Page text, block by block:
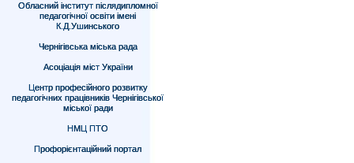
Обласний інститут післядипломної
педагогічної освіти імені
К.Д.Ушинського
Чернігівська міська рада
Асоціація міст України
Центр професійного розвитку
педагогічних працівників Чернігівської
міської ради
НМЦ ПТО
Профорієнтаційний портал